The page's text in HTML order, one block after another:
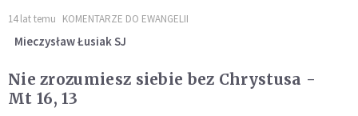
14 lat temu KOMENTARZE DO EWANGELII
Mieczysław Łusiak SJ
Nie zrozumiesz siebie bez Chrystusa -
Mt 16, 13